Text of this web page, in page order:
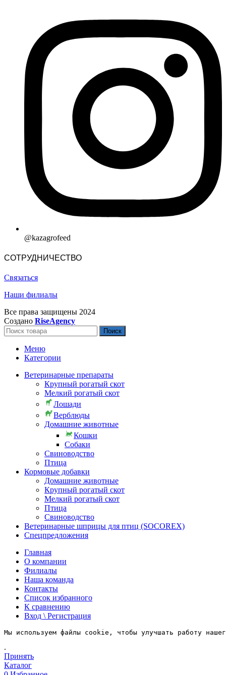
@kazagrofeed
СОТРУДНИЧЕСТВО
Связаться
Наши филиалы
Все права защищены 2024
Создано RiseAgency
Поиск
Меню
Категории
Ветеринарные препараты
Крупный рогатый скот
Мелкий рогатый скот
Лошади
Верблюды
Домашние животные
Кошки
Собаки
Свиноводство
Птица
Кормовые добавки
Домашние животные
Крупный рогатый скот
Мелкий рогатый скот
Птица
Свиноводство
Ветеринарные шприцы для птиц (SOCOREX)
Спецпредложения
Главная
О компании
Филиалы
Наша команда
Контакты
Список избранного
К сравнению
Вход \ Регистрация
Мы используем файлы cookie, чтобы улучшать работу
.
Принять
Каталог